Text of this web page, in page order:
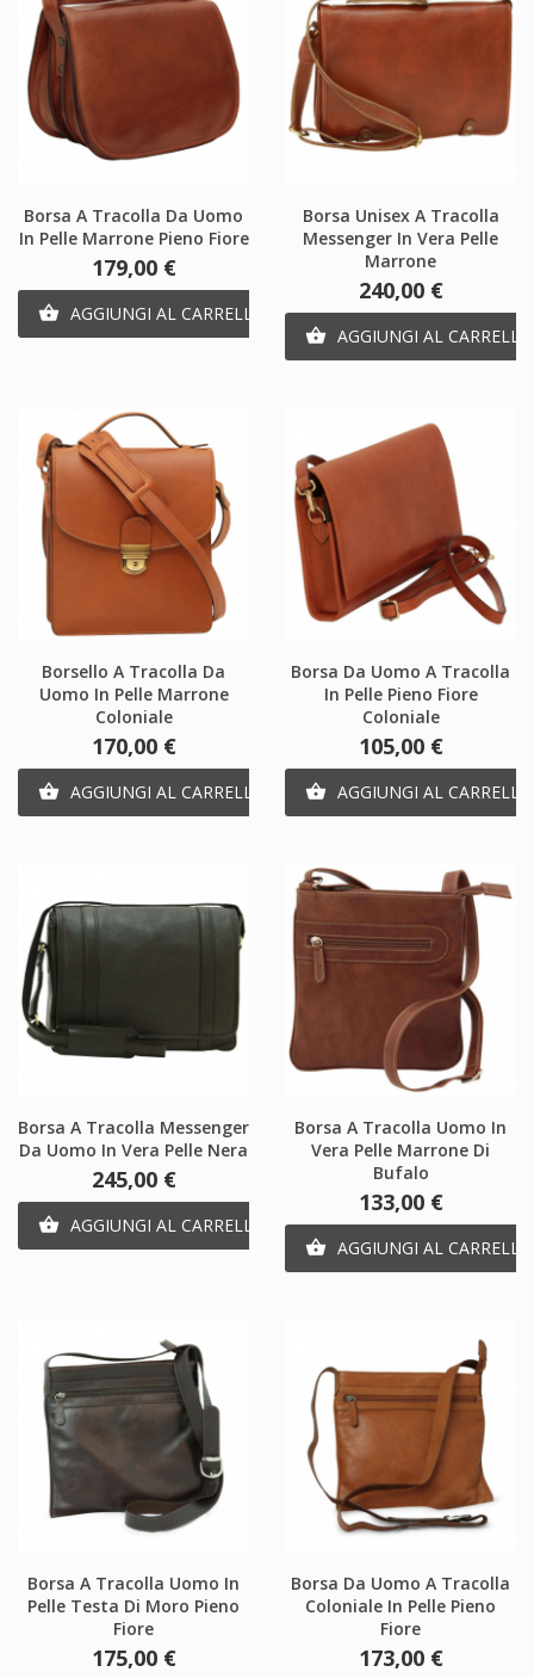
Borsa A Tracolla Da Uomo
In Pelle Marrone Pieno Fiore
Prezzo
179,00 €
 AGGIUNGI AL CARRELLO
Borsa Unisex A Tracolla
Messenger In Vera Pelle
Marrone
Prezzo
240,00 €
 AGGIUNGI AL CARRELLO
Borsello A Tracolla Da
Uomo In Pelle Marrone
Coloniale
Prezzo
170,00 €
 AGGIUNGI AL CARRELLO
Borsa Da Uomo A Tracolla
In Pelle Pieno Fiore
Coloniale
Prezzo
105,00 €
 AGGIUNGI AL CARRELLO
Borsa A Tracolla Messenger
Da Uomo In Vera Pelle Nera
Prezzo
245,00 €
 AGGIUNGI AL CARRELLO
Borsa A Tracolla Uomo In
Vera Pelle Marrone Di
Bufalo
Prezzo
133,00 €
 AGGIUNGI AL CARRELLO
Borsa A Tracolla Uomo In
Pelle Testa Di Moro Pieno
Fiore
Prezzo
175,00 €
Borsa Da Uomo A Tracolla
Coloniale In Pelle Pieno
Fiore
Prezzo
173,00 €